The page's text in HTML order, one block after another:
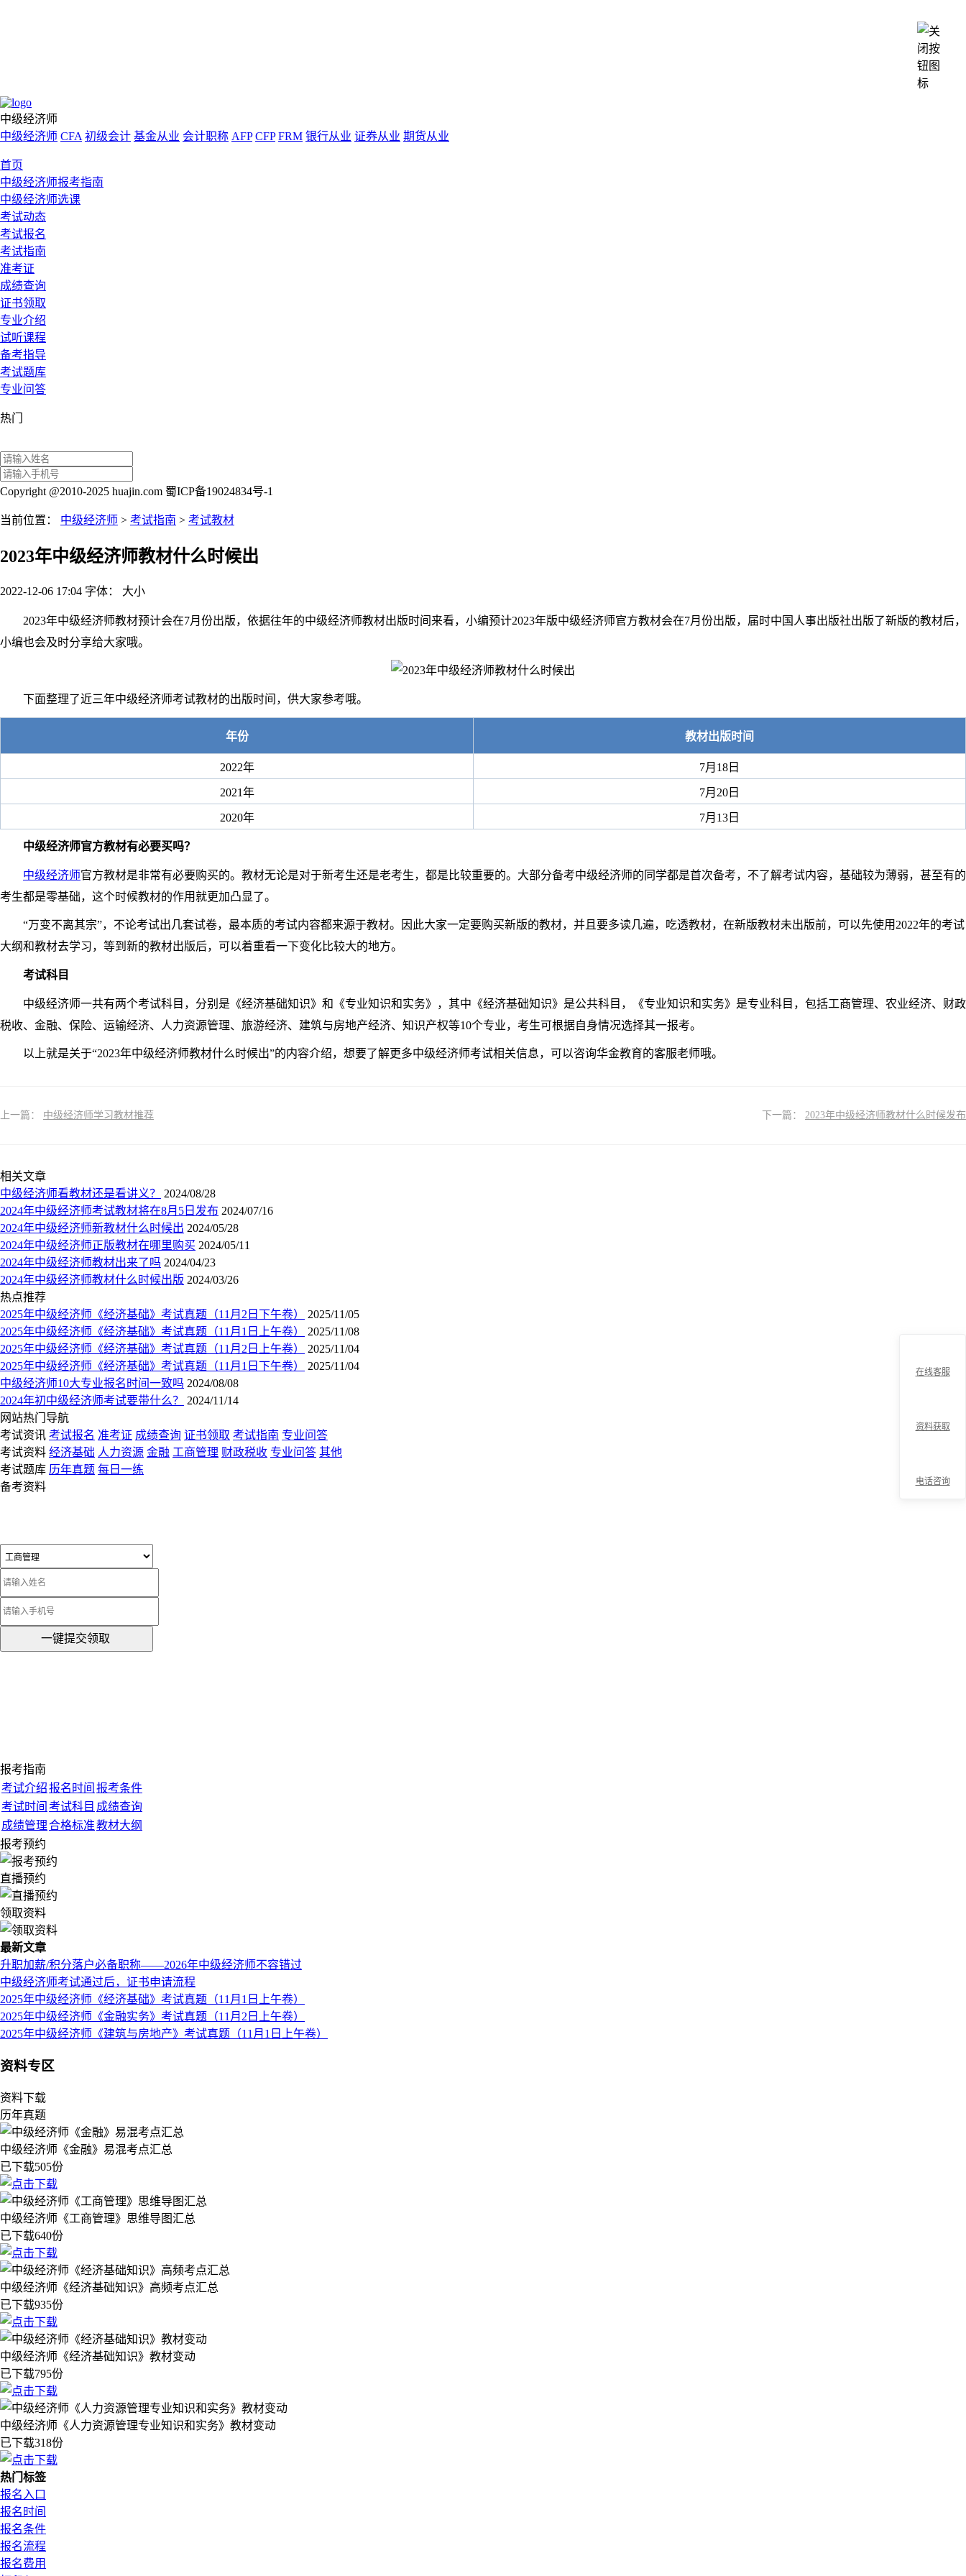
中级经济师
中级经济师 CFA 初级会计 基金从业 会计职称 AFP CFP FRM 银行从业 证券从业 期货从业
首页
中级经济师报考指南
中级经济师选课
考试动态
考试报名
考试指南
准考证
成绩查询
证书领取
专业介绍
试听课程
备考指导
考试题库
专业问答
热门
Copyright @2010-2025 huajin.com 蜀ICP备19024834号-1
当前位置： 中级经济师 > 考试指南 > 考试教材
2023年中级经济师教材什么时候出
2022-12-06 17:04 字体： 大小
2023年中级经济师教材预计会在7月份出版，依据往年的中级经济师教材出版时间来看，小编预计2023年版中级经济师官方教材会在7月份出版，届时中国人事出版社出版了新版的教材后，
小编也会及时分享给大家哦。
下面整理了近三年中级经济师考试教材的出版时间，供大家参考哦。
年份 教材出版时间
2022年 7月18日
2021年 7月20日
2020年 7月13日
中级经济师官方教材有必要买吗？
中级经济师官方教材是非常有必要购买的。教材无论是对于新考生还是老考生，都是比较重要的。大部分备考中级经济师的同学都是首次备考，不了解考试内容，基础较为薄弱，甚至有的
考生都是零基础，这个时候教材的作用就更加凸显了。
“万变不离其宗”，不论考试出几套试卷，最本质的考试内容都来源于教材。因此大家一定要购买新版的教材，并且要多读几遍，吃透教材，在新版教材未出版前，可以先使用2022年的考试
大纲和教材去学习，等到新的教材出版后，可以着重看一下变化比较大的地方。
考试科目
中级经济师一共有两个考试科目，分别是《经济基础知识》和《专业知识和实务》，其中《经济基础知识》是公共科目，《专业知识和实务》是专业科目，包括工商管理、农业经济、财政
税收、金融、保险、运输经济、人力资源管理、旅游经济、建筑与房地产经济、知识产权等10个专业，考生可根据自身情况选择其一报考。
以上就是关于“2023年中级经济师教材什么时候出”的内容介绍，想要了解更多中级经济师考试相关信息，可以咨询华金教育的客服老师哦。
上一篇： 中级经济师学习教材推荐 下一篇： 2023年中级经济师教材什么时候发布
相关文章
中级经济师看教材还是看讲义？
2024/08/28
2024年中级经济师考试教材将在8月5日发布 2024/07/16
2024年中级经济师新教材什么时候出 2024/05/28
2024年中级经济师正版教材在哪里购买 2024/05/11
2024年中级经济师教材出来了吗 2024/04/23
2024年中级经济师教材什么时候出版 2024/03/26
热点推荐
2025年中级经济师《经济基础》考试真题（11月2日下午卷）
2025/11/05
2025年中级经济师《经济基础》考试真题（11月1日上午卷）
2025/11/08
2025年中级经济师《经济基础》考试真题（11月2日上午卷）
2025/11/04
2025年中级经济师《经济基础》考试真题（11月1日下午卷）
2025/11/04
中级经济师10大专业报名时间一致吗 2024/08/08
2024年初中级经济师考试要带什么？
2024/11/14
网站热门导航
考试资讯 考试报名 准考证 成绩查询 证书领取 考试指南 专业问答
考试资料 经济基础 人力资源 金融 工商管理 财政税收 专业问答 其他
考试题库 历年真题 每日一练
备考资料
一键提交领取
报考指南
考试介绍报名时间 报考条件
考试时间 考试科目 成绩查询
成绩管理合格标准教材大纲
报考预约
直播预约
领取资料
最新文章
升职加薪/积分落户必备职称——2026年中级经济师不容错过
中级经济师考试通过后，证书申请流程
2025年中级经济师《经济基础》考试真题（11月1日上午卷）
2025年中级经济师《金融实务》考试真题（11月2日上午卷）
2025年中级经济师《建筑与房地产》考试真题（11月1日上午卷）
资料专区
资料下载
历年真题
中级经济师《金融》易混考点汇总
已下载505份
中级经济师《工商管理》思维导图汇总
已下载640份
中级经济师《经济基础知识》高频考点汇总
已下载935份
中级经济师《经济基础知识》教材变动
已下载795份
中级经济师《人力资源管理专业知识和实务》教材变动
已下载318份
热门标签
报名入口
报名时间
报名条件
报名流程
报名费用
在线客服
资料获取
电话咨询